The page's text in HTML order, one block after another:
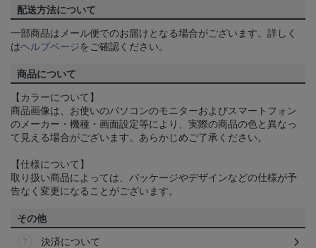
配送方法について
一部商品はメール便でのお届けとなる場合がございます。詳しく
はヘルプページをご確認ください。
商品について
【カラーについて】
商品画像は、お使いのパソコンのモニターおよびスマートフォン
のメーカー・機種・画面設定等により、実際の商品の色と異なっ
て見える場合がございます。あらかじめご了承ください。
【仕様について】
取り扱い商品によっては、パッケージやデザインなどの仕様が予
告なく変更になることがございます。
その他
決済について